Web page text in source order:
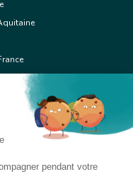
Loire
Côte d'Azur